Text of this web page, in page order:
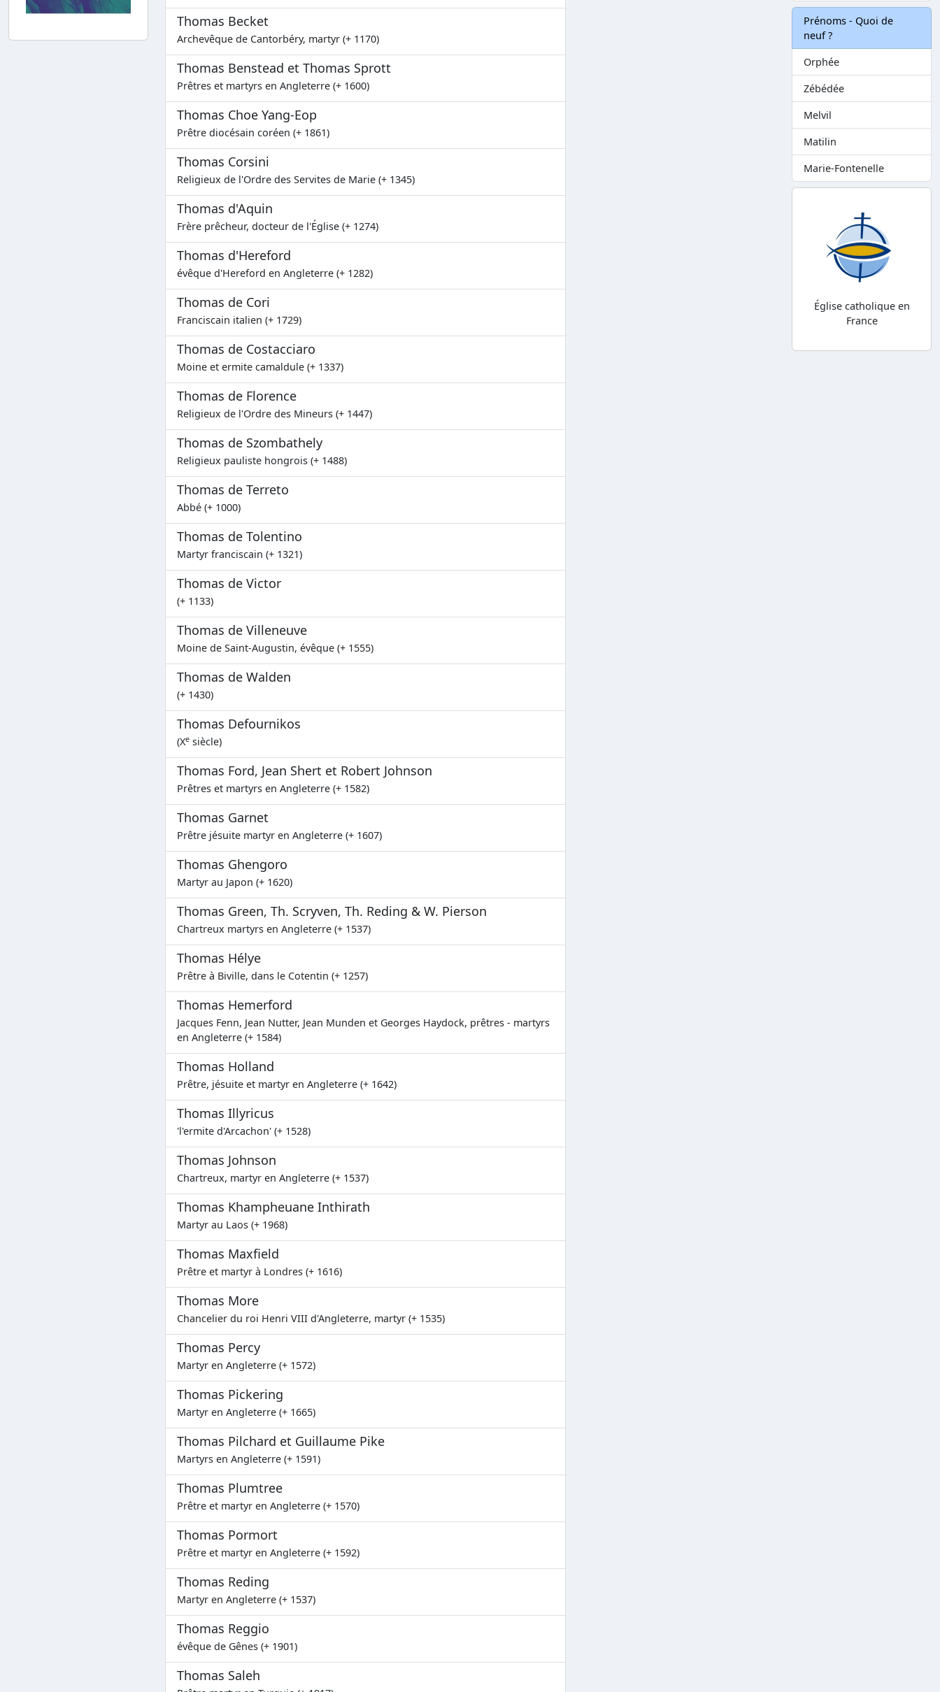
Thomas Becket
Archevêque de Cantorbéry, martyr (+ 1170)
Thomas Benstead et Thomas Sprott
Prêtres et martyrs en Angleterre (+ 1600)
Thomas Choe Yang-Eop
Prêtre diocésain coréen (+ 1861)
Thomas Corsini
Religieux de l'Ordre des Servites de Marie (+ 1345)
Thomas d'Aquin
Frère prêcheur, docteur de l'Église (+ 1274)
Thomas d'Hereford
évêque d'Hereford en Angleterre (+ 1282)
Thomas de Cori
Franciscain italien (+ 1729)
Thomas de Costacciaro
Moine et ermite camaldule (+ 1337)
Thomas de Florence
Religieux de l'Ordre des Mineurs (+ 1447)
Thomas de Szombathely
Religieux pauliste hongrois (+ 1488)
Thomas de Terreto
Abbé (+ 1000)
Thomas de Tolentino
Martyr franciscain (+ 1321)
Thomas de Victor
(+ 1133)
Thomas de Villeneuve
Moine de Saint-Augustin, évêque (+ 1555)
Thomas de Walden
(+ 1430)
Thomas Defournikos
(Xe siècle)
Thomas Ford, Jean Shert et Robert Johnson
Prêtres et martyrs en Angleterre (+ 1582)
Thomas Garnet
Prêtre jésuite martyr en Angleterre (+ 1607)
Thomas Ghengoro
Martyr au Japon (+ 1620)
Thomas Green, Th. Scryven, Th. Reding & W. Pierson
Chartreux martyrs en Angleterre (+ 1537)
Thomas Hélye
Prêtre à Biville, dans le Cotentin (+ 1257)
Thomas Hemerford
Jacques Fenn, Jean Nutter, Jean Munden et Georges Haydock, prêtres - martyrs
en Angleterre (+ 1584)
Thomas Holland
Prêtre, jésuite et martyr en Angleterre (+ 1642)
Thomas Illyricus
'l'ermite d'Arcachon' (+ 1528)
Thomas Johnson
Chartreux, martyr en Angleterre (+ 1537)
Thomas Khampheuane Inthirath
Martyr au Laos (+ 1968)
Thomas Maxfield
Prêtre et martyr à Londres (+ 1616)
Thomas More
Chancelier du roi Henri VIII d'Angleterre, martyr (+ 1535)
Thomas Percy
Martyr en Angleterre (+ 1572)
Thomas Pickering
Martyr en Angleterre (+ 1665)
Thomas Pilchard et Guillaume Pike
Martyrs en Angleterre (+ 1591)
Thomas Plumtree
Prêtre et martyr en Angleterre (+ 1570)
Thomas Pormort
Prêtre et martyr en Angleterre (+ 1592)
Thomas Reding
Martyr en Angleterre (+ 1537)
Thomas Reggio
évêque de Gênes (+ 1901)
Thomas Saleh
Prénoms - Quoi de
neuf ?
Orphée
Zébédée
Melvil
Matilin
Marie-Fontenelle
Église catholique en
France